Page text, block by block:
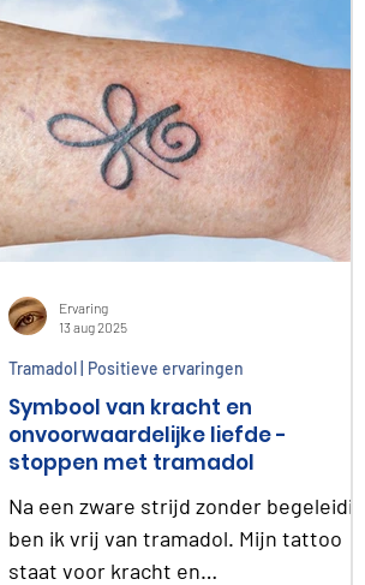
Symbool van kracht en
onvoorwaardelijke liefde -
stoppen met tramadol
Na een zware strijd zonder begeleiding
ben ik vrij van tramadol. Mijn tattoo
staat voor kracht en
Tramadol | Positieve ervaringen
Ervaring
13 aug 2025